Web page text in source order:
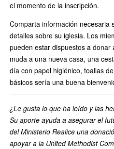
el momento de la inscripción.
Comparta información necesaria
detalles sobre su iglesia. Los
pueden estar dispuestos a
muda a una nueva casa, una
día con papel higiénico, toallas
básicos sería una buena
¿Le gusta lo que ha leído y las
Su aporte ayuda a asegurar el
del Ministerio Realice una
apoyar a la United Methodist